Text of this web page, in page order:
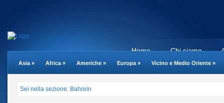
Chi siamo
Home
Asia » Africa » Americhe » Europa » Vicino e Medio Oriente »
Sei nella sezione: Bahrein